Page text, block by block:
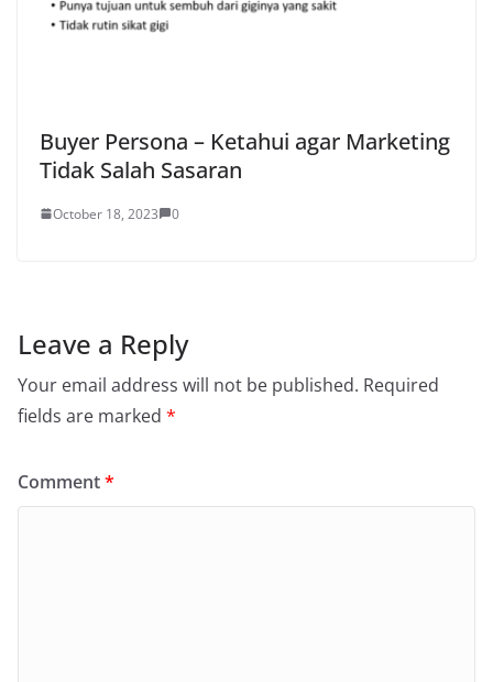
Buyer Persona – Ketahui agar Marketing
Tidak Salah Sasaran
October 18, 2023 0
Leave a Reply
Your email address will not be published. Required
fields are marked *
Comment*